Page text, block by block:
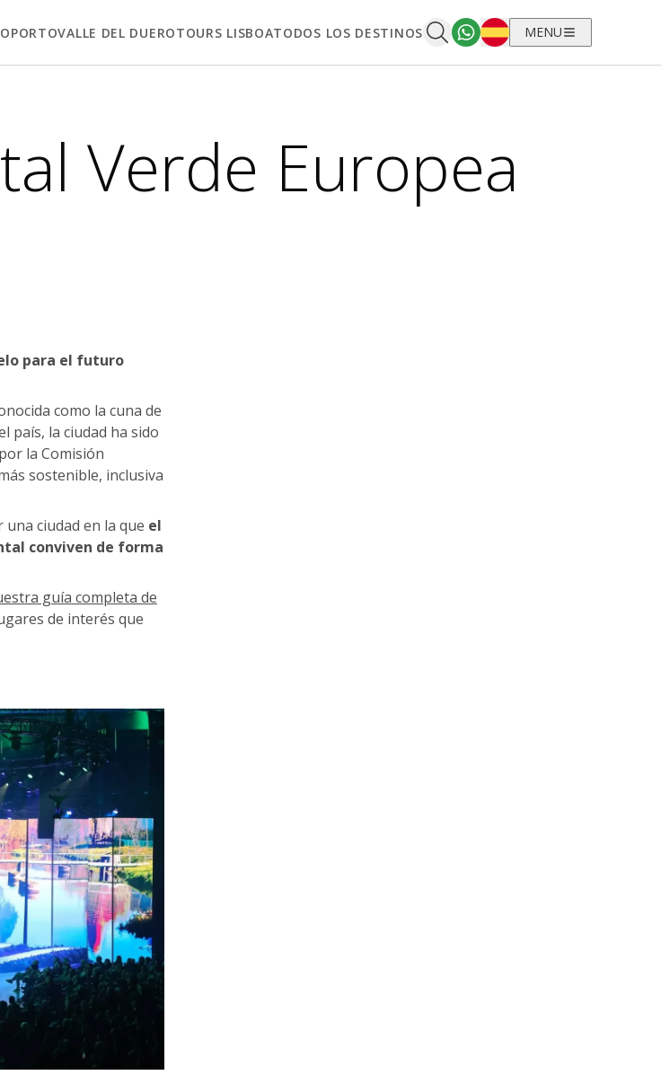
VALLE DEL DUEROTOURS LISBOATODOS LOS DESTINOS EspañolMENU
Verde Europea
para el futuro
como la cuna de
país, la ciudad ha sido
la Comisión
sostenible, inclusiva
ciudad en la que el
conviven de forma
guía completa de
de interés que